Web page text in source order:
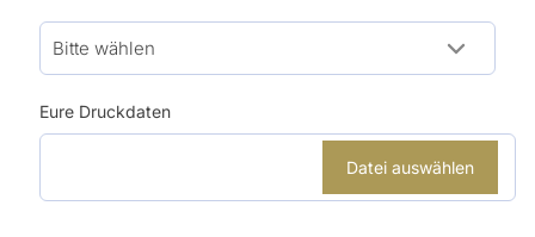
Eure Druckdaten
Datei auswählen